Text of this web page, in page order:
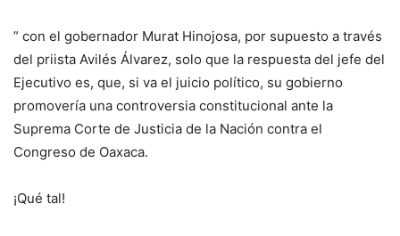
” con el gobernador Murat Hinojosa, por supuesto a través
del priista Avilés Álvarez, solo que la respuesta del jefe del
Ejecutivo es, que, si va el juicio político, su gobierno
promovería una controversia constitucional ante la
Suprema Corte de Justicia de la Nación contra el
Congreso de Oaxaca.
¡Qué tal!